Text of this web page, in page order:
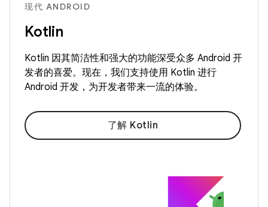
现代 ANDROID
Kotlin
Kotlin 因其简洁性和强大的功能深受众多 Android 开
发者的喜爱。现在，我们支持使用 Kotlin 进行
Android 开发，为开发者带来一流的体验。
了解 Kotlin